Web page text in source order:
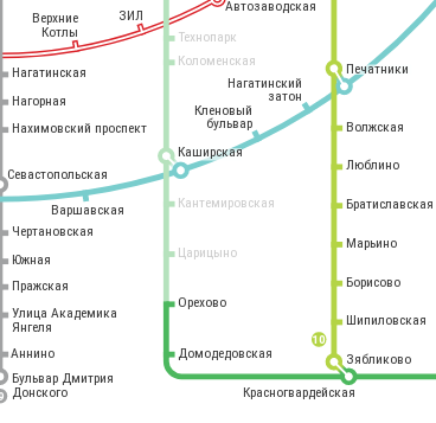
10
Нагатинская
Нагорная
Нахимовский проспект
Севастопольская
Чертановская
Южная
Пражская
Улица Академика
Янгеля
ЗИЛ
Верхние
Котлы
Печатники
Волжская
Люблино
Братиславская
Марьино
Борисово
Шипиловская
Зябликово
Технопарк
Коломенская
Каширская
Кантемировская
Царицыно
Орехово
Домодедовская
Красногвардейская
Аннино
Бульвар Дмитрия
Донского
Варшавская
Автозаводская
Кленовый
бульвар
Нагатинский
затон